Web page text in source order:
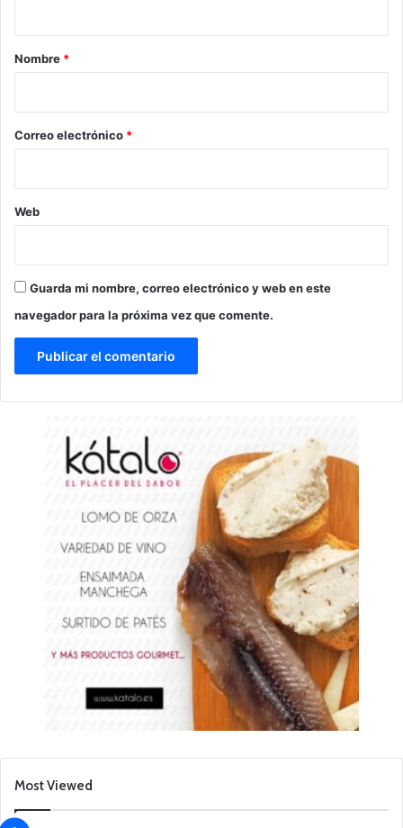
r
*
Nombre *
Correo electrónico *
Web
Guarda mi nombre, correo electrónico y web en este
navegador para la próxima vez que comente.
Most Viewed